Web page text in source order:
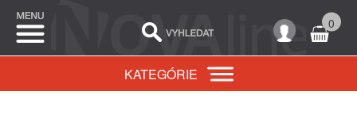
0
KATEGÓRIE